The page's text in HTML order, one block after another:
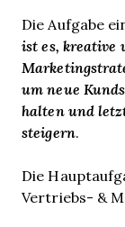
Die Aufgabe
ist es,
um neue
halten und
steigern.
Die
Vertriebs- &